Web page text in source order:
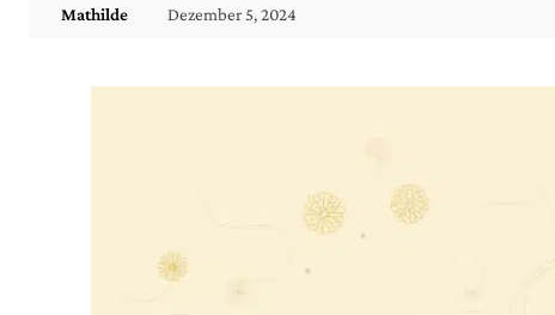
Mathilde Dezember 5, 2024